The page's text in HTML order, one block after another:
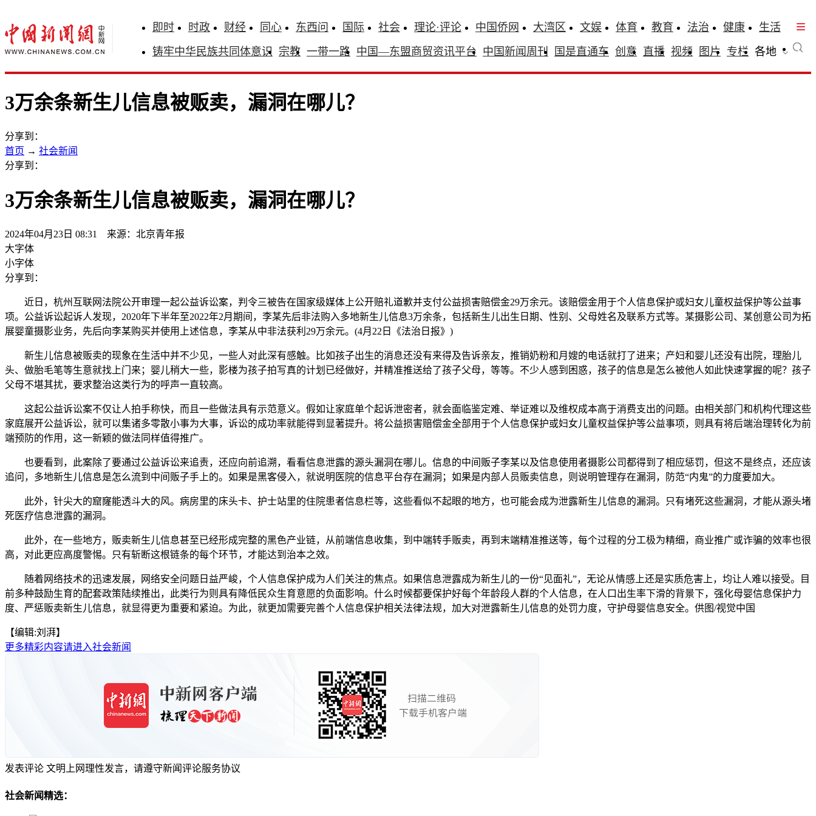
即时 时政 财经 同心 东西问 国际 社会 理论·评论 中国侨网 大湾区 文娱 体育 教育 法治 健康
生活
铸牢中华民族共同体意识 宗教 一带一路 中国—东盟商贸资讯平台 中国新闻周刊 国是直通车 创意 直播 视频 图片 专栏 各地
3万余条新生儿信息被贩卖，漏洞在哪儿？
分享到：
首页 → 社会新闻
分享到：
3万余条新生儿信息被贩卖，漏洞在哪儿？
2024年04月23日 08:31 来源：北京青年报
大字体
小字体
分享到：
近日，杭州互联网法院公开审理一起公益诉讼案，判令三被告在国家级媒体上公开赔礼道歉并支付公益损害赔偿金29万余元。该赔偿金用于个人信息保护或妇女儿童权益保护等公益事
项。公益诉讼起诉人发现，2020年下半年至2022年2月期间，李某先后非法购入多地新生儿信息3万余条，包括新生儿出生日期、性别、父母姓名及联系方式等。某摄影公司、某创意公司为拓
展婴童摄影业务，先后向李某购买并使用上述信息，李某从中非法获利29万余元。(4月22日《法治日报》)
新生儿信息被贩卖的现象在生活中并不少见，一些人对此深有感触。比如孩子出生的消息还没有来得及告诉亲友，推销奶粉和月嫂的电话就打了进来；产妇和婴儿还没有出院，理胎儿
头、做胎毛笔等生意就找上门来；婴儿稍大一些，影楼为孩子拍写真的计划已经做好，并精准推送给了孩子父母，等等。不少人感到困惑，孩子的信息是怎么被他人如此快速掌握的呢？孩子
父母不堪其扰，要求整治这类行为的呼声一直较高。
这起公益诉讼案不仅让人拍手称快，而且一些做法具有示范意义。假如让家庭单个起诉泄密者，就会面临鉴定难、举证难以及维权成本高于消费支出的问题。由相关部门和机构代理这些
家庭展开公益诉讼，就可以集诸多零散小事为大事，诉讼的成功率就能得到显著提升。将公益损害赔偿金全部用于个人信息保护或妇女儿童权益保护等公益事项，则具有将后端治理转化为前
端预防的作用，这一新颖的做法同样值得推广。
也要看到，此案除了要通过公益诉讼来追责，还应向前追溯，看看信息泄露的源头漏洞在哪儿。信息的中间贩子李某以及信息使用者摄影公司都得到了相应惩罚，但这不是终点，还应该
追问，多地新生儿信息是怎么流到中间贩子手上的。如果是黑客侵入，就说明医院的信息平台存在漏洞；如果是内部人员贩卖信息，则说明管理存在漏洞，防范“内鬼”的力度要加大。
此外，针尖大的窟窿能透斗大的风。病房里的床头卡、护士站里的住院患者信息栏等，这些看似不起眼的地方，也可能会成为泄露新生儿信息的漏洞。只有堵死这些漏洞，才能从源头堵
死医疗信息泄露的漏洞。
此外，在一些地方，贩卖新生儿信息甚至已经形成完整的黑色产业链，从前端信息收集，到中端转手贩卖，再到末端精准推送等，每个过程的分工极为精细，商业推广或诈骗的效率也很
高，对此更应高度警惕。只有斩断这根链条的每个环节，才能达到治本之效。
随着网络技术的迅速发展，网络安全问题日益严峻，个人信息保护成为人们关注的焦点。如果信息泄露成为新生儿的一份“见面礼”，无论从情感上还是实质危害上，均让人难以接受。目
前多种鼓励生育的配套政策陆续推出，此类行为则具有降低民众生育意愿的负面影响。什么时候都要保护好每个年龄段人群的个人信息，在人口出生率下滑的背景下，强化母婴信息保护力
度、严惩贩卖新生儿信息，就显得更为重要和紧迫。为此，就更加需要完善个人信息保护相关法律法规，加大对泄露新生儿信息的处罚力度，守护母婴信息安全。供图/视觉中国
【编辑:刘湃】
更多精彩内容请进入社会新闻
发表评论 文明上网理性发言，请遵守新闻评论服务协议
社会新闻精选：